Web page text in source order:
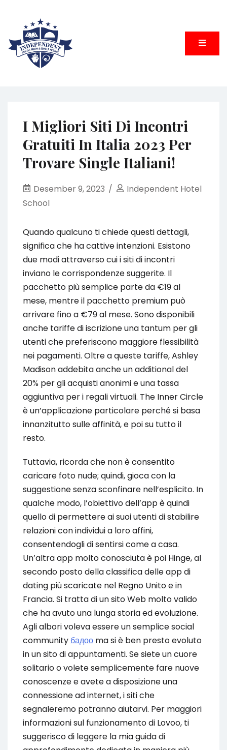
content
I Migliori Siti Di Incontri
Gratuiti In Italia 2023 Per
Trovare Single Italiani!
Desember 9, 2023
Independent Hotel
School
Quando qualcuno ti chiede questi dettagli,
significa che ha cattive intenzioni. Esistono
due modi attraverso cui i siti di incontri
inviano le corrispondenze suggerite. Il
pacchetto più semplice parte da €19 al
mese, mentre il pacchetto premium può
arrivare fino a €79 al mese. Sono disponibili
anche tariffe di iscrizione una tantum per gli
utenti che preferiscono maggiore flessibilità
nei pagamenti. Oltre a queste tariffe, Ashley
Madison addebita anche un additional del
20% per gli acquisti anonimi e una tassa
aggiuntiva per i regali virtuali. The Inner Circle
è un’applicazione particolare perché si basa
innanzitutto sulle affinità, e poi su tutto il
resto.
Tuttavia, ricorda che non è consentito
caricare foto nude; quindi, gioca con la
suggestione senza sconfinare nell’esplicito. In
qualche modo, l’obiettivo dell’app è quindi
quello di permettere ai suoi utenti di stabilire
relazioni con individui a loro affini,
consentendogli di sentirsi come a casa.
Un’altra app molto conosciuta è poi Hinge, al
secondo posto della classifica delle app di
dating più scaricate nel Regno Unito e in
Francia. Si tratta di un sito Web molto valido
che ha avuto una lunga storia ed evoluzione.
Agli albori voleva essere un semplice social
community бадоо ma si è ben presto evoluto
in un sito di appuntamenti. Se siete un cuore
solitario o volete semplicemente fare nuove
conoscenze e avete a disposizione una
connessione ad internet, i siti che
segnaleremo potranno aiutarvi. Per maggiori
informazioni sul funzionamento di Lovoo, ti
suggerisco di leggere la mia guida di